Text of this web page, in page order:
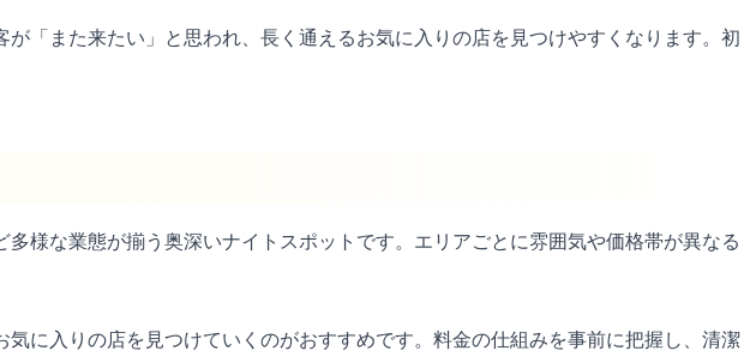
「また来たい」と思われ、長く通えるお気に入りの店を見つけやすくなります。初
様な業態が揃う奥深いナイトスポットです。エリアごとに雰囲気や価格帯が異なる
に入りの店を見つけていくのがおすすめです。料金の仕組みを事前に把握し、清潔